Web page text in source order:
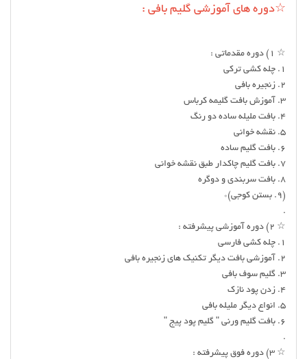
☆دوره های آموزشی گلیم بافی :
☆ ۱) دوره مقدماتی :
۱. چله کشی ترکی
۲. زنجیره بافی
۳. آموزش بافت گلیمه کرباس
۴. بافت ملیله ساده دو رنگ
۵. نقشه خوانی
۶. بافت گلیم ساده
۷. بافت گلیم چاکدار طبق نقشه خوانی
۸. بافت سربندی و دوگره
(۹. بستن کوجی)*
.
☆ ۲) دوره آموزشی پیشرفته :
۱. چله کشی فارسی
۲. آموزشی بافت دیگر تکنیک های زنجیره بافی
۳. گلیم سوف بافی
۴. زدن پود نازک
۵. انواع دیگر ملیله بافی
۶. بافت گلیم ورنی " گلیم پود پیج "
.
☆ ۳) دوره فوق پیشرفته :